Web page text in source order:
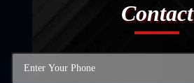
Contact